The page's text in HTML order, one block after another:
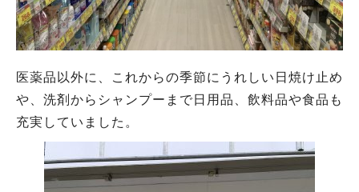
医薬品以外に、これからの季節にうれしい日焼け止め
や、洗剤からシャンプーまで日用品、飲料品や食品も
充実していました。